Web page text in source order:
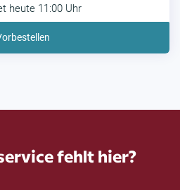
heute 11:00 Uhr
fehlt hier?